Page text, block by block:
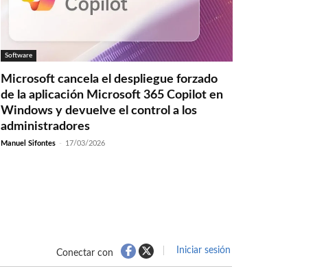
Software
Microsoft cancela el despliegue forzado
de la aplicación Microsoft 365 Copilot en
Windows y devuelve el control a los
administradores
Manuel Sifontes - 17/03/2026
Conectar con Iniciar sesión